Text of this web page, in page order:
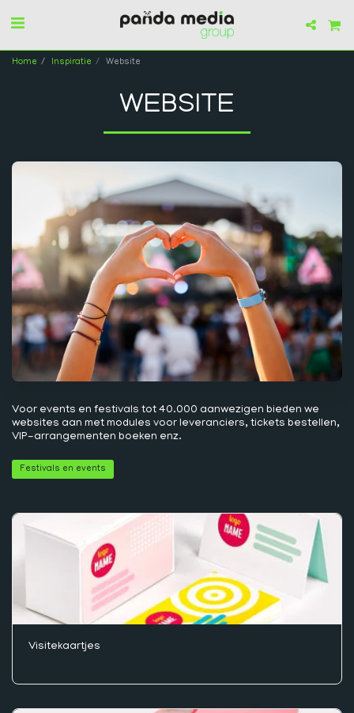
Home Inspiratie Website
WEBSITE
Voor events en festivals tot 40.000 aanwezigen bieden we
websites aan met modules voor leveranciers, tickets bestellen,
VIP-arrangementen boeken enz.
Festivals en events
Visitekaartjes